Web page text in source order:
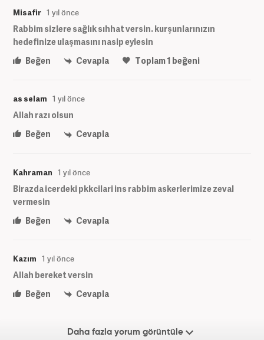
Misafir 1 yıl önce
Rabbim sizlere sağlık sıhhat versin. kurşunlarınızın
hedefinize ulaşmasını nasip eylesin
Beğen
Cevapla Toplam1 beğeni
as selam 1 yıl önce
Allah razı olsun
Beğen
Cevapla
Kahraman 1 yıl önce
Birazda icerdeki pkkcilari ins rabbim askerlerimize zeval
vermesin
Beğen
Cevapla
Kazım 1 yıl önce
Allah bereket versin
Beğen
Cevapla
Daha fazla yorum görüntüle